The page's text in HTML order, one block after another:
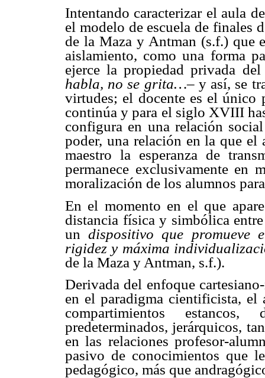
Intentando caracterizar el aula
el modelo de escuela de finales
de la Maza y Antman (s.f.) que
aislamiento, como una forma
ejerce la propiedad privada
habla, no se grita…– y así, se
virtudes; el docente es el único
continúa y para el siglo XVIII
configura en una relación
poder, una relación en la que el
maestro la esperanza de
permanece exclusivamente en
moralización de los alumnos
En el momento en el que
distancia física y simbólica
undispositivo que promueve
rigidez y máxima
de la Maza y Antman, s.f.).
Derivada del enfoque
en el paradigma cientificista, el
compartimientos
predeterminados, jerárquicos,
en las relaciones profesor-
pasivo de conocimientos que
pedagógico, más que